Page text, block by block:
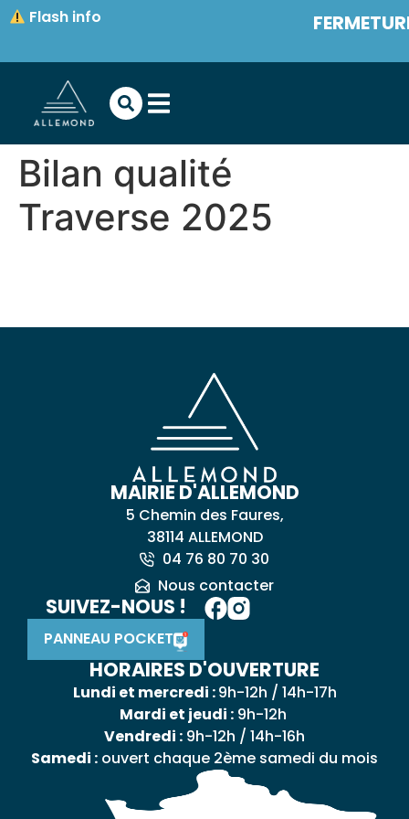
principal
Flash info
Bilan qualité
Traverse 2025
MAIRIE D'ALLEMOND
5 Chemin des Faures,
38114 ALLEMOND
04 76 80 70 30
Nous contacter
SUIVEZ-NOUS !
PANNEAU POCKET
HORAIRES D'OUVERTURE
Lundi et mercredi :9h-12h / 14h-17h
Mardi et jeudi :9h-12h
Vendredi : 9h-12h / 14h-16h
Samedi : ouvert chaque 2ème samedi du mois